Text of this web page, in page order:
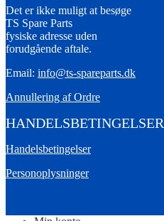
Det er ikke muligt at besøge
TS Spare Parts
fysiske adresse uden
forudgående aftale.
Email: info@ts-spareparts.dk
Annullering af Ordre
HANDELSBETINGELSER
Handelsbetingelser
Personoplysninger